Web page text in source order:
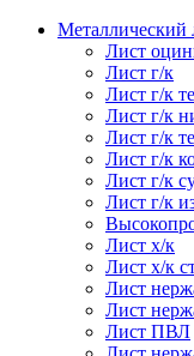
Металлический
Лист
Лист г/к
Лист г/к
Лист г/к
Лист г/к
Лист г/к
Лист г/к
Лист г/к
Лист х/к
Лист х/к
Лист
Лист
Лист ПВЛ